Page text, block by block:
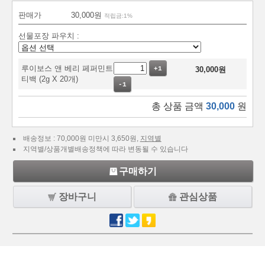
판매가 30,000원 적립금:1%
선물포장 파우치 :
루이보스 앤 베리 페퍼민트
티백 (2g X 20개)
+1
-1
30,000원
총 상품 금액 30,000 원
배송정보 : 70,000원 미만시 3,650원, 지역별
지역별/상품개별배송정책에 따라 변동될 수 있습니다
구매하기
장바구니 관심상품